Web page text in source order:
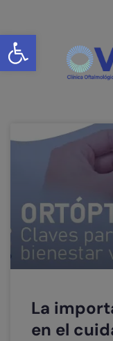
Abrir barra de
La
en el